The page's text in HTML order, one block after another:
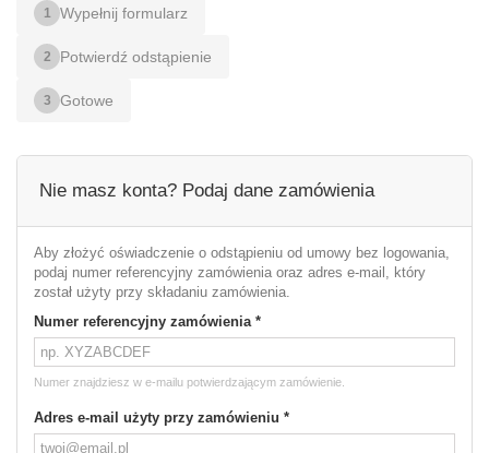
1 Wypełnij formularz
2 Potwierdź odstąpienie
3 Gotowe
Nie masz konta? Podaj dane zamówienia
Aby złożyć oświadczenie o odstąpieniu od umowy bez logowania,
podaj numer referencyjny zamówienia oraz adres e-mail, który
został użyty przy składaniu zamówienia.
Numer referencyjny zamówienia *
Numer znajdziesz w e-mailu potwierdzającym zamówienie.
Adres e-mail użyty przy zamówieniu *